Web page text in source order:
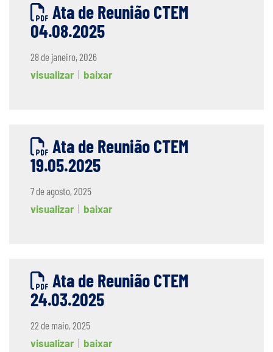
Ata de Reunião CTEM
04.08.2025
28 de janeiro, 2026
visualizar
baixar
Ata de Reunião CTEM
19.05.2025
7 de agosto, 2025
visualizar
baixar
Ata de Reunião CTEM
24.03.2025
22 de maio, 2025
visualizar
baixar